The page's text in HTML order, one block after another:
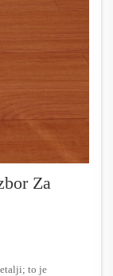
Za
to je